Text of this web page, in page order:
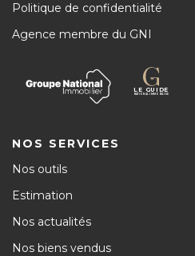
Politique de confidentialité
Agence membre du GNI
NOS SERVICES
Nos outils
Estimation
Nos actualités
Nos biens vendus